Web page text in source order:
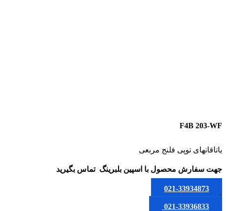
F4B 203-WF
یاتاقانهای توپی فلنج مربعی
جهت سفارش محصول با اسپین بلبرینگ تماس بگیرید
021-33934873
یا
021-33936833